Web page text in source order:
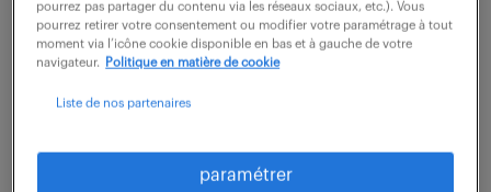
partagez-nous
pourrez pas partager du contenu via les réseaux sociaux, etc.). Vous
pourrez retirer votre consentement ou modifier votre paramétrage à tout
moment via l’icône cookie disponible en bas et à gauche de votre
navigateur.
Politique en matière de cookie
Liste de nos partenaires
paramétrer